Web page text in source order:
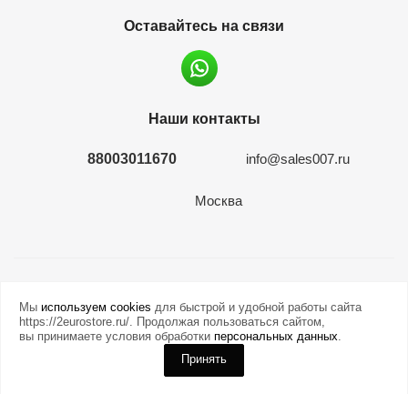
Оставайтесь на связи
Наши контакты
88003011670 info@sales007.ru
Москва
Мы используем cookies для быстрой и удобной работы сайта
https://2eurostore.ru/. Продолжая пользоваться сайтом,
вы принимаете условия обработки персональных данных.
Принять